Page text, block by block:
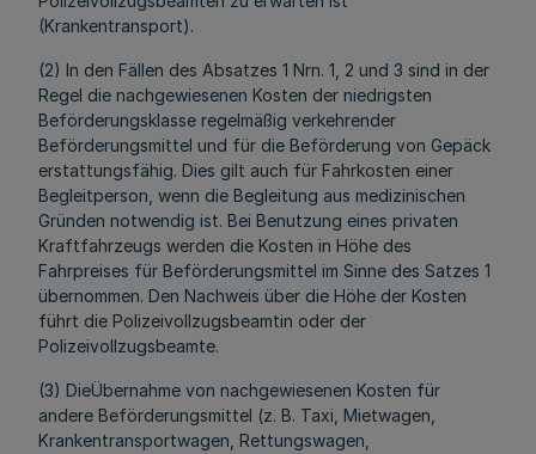
(Krankentransport).
(2) In den Fällen des Absatzes 1 Nrn. 1, 2 und 3 sind in der
Regel die nachgewiesenen Kosten der niedrigsten
Beförderungsklasse regelmäßig verkehrender
Beförderungsmittel und für die Beförderung von Gepäck
erstattungsfähig. Dies gilt auch für Fahrkosten einer
Begleitperson, wenn die Begleitung aus medizinischen
Gründen notwendig ist. Bei Benutzung eines privaten
Kraftfahrzeugs werden die Kosten in Höhe des
Fahrpreises für Beförderungsmittel im Sinne des Satzes 1
übernommen. Den Nachweis über die Höhe der Kosten
führt die Polizeivollzugsbeamtin oder der
Polizeivollzugsbeamte.
(3) DieÜbernahme von nachgewiesenen Kosten für
andere Beförderungsmittel (z. B. Taxi, Mietwagen,
Krankentransportwagen, Rettungswagen,